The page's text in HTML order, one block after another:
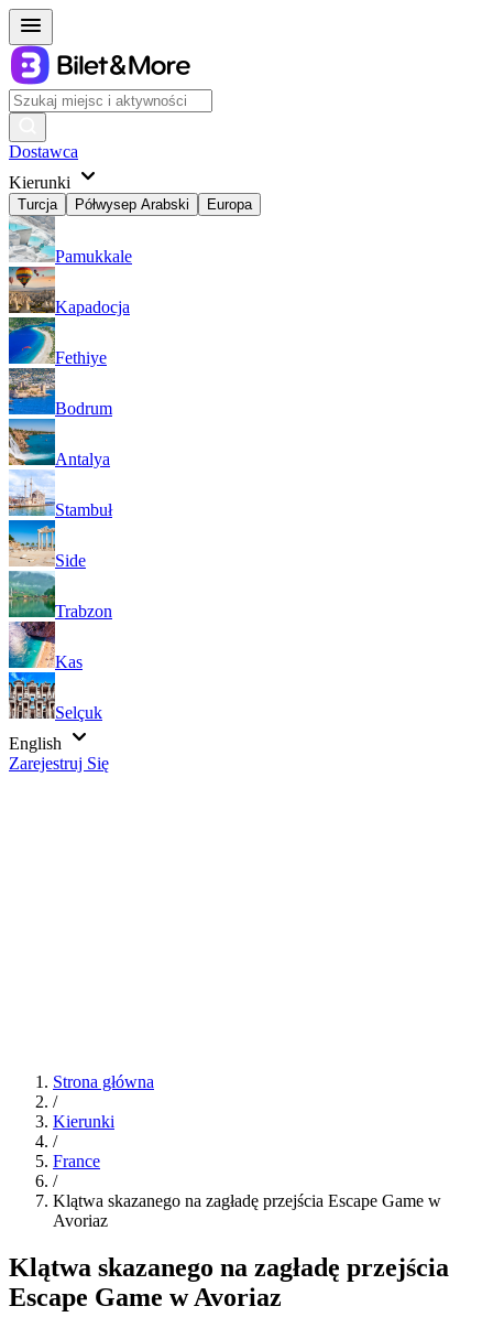
Dostawca
Kierunki
Turcja Półwysep Arabski Europa
Pamukkale
Kapadocja
Fethiye
Bodrum
Antalya
Stambuł
Side
Trabzon
Kas
Selçuk
English
Zarejestruj Się
Strona główna
/
Kierunki
/
France
/
Klątwa skazanego na zagładę przejścia Escape Game w
Avoriaz
Klątwa skazanego na zagładę przejścia
Escape Game w Avoriaz